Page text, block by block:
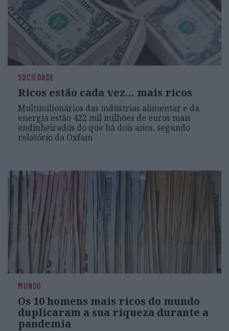
SOCIEDADE
Ricos estão cada vez… mais ricos
Multimilionários das indústrias alimentar e da
energia estão 422 mil milhões de euros mais
endinheirados do que há dois anos, segundo
relatório da Oxfam
MUNDO
Os 10 homens mais ricos do mundo
duplicaram a sua riqueza durante a
pandemia